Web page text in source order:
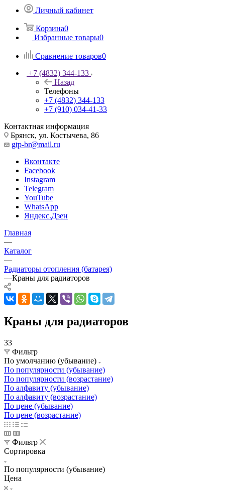
Личный кабинет
Корзина0
Избранные товары0
Сравнение товаров0
+7 (4832) 344-133
Назад
Телефоны
+7 (4832) 344-133
+7 (910) 034-41-33
Контактная информация
Брянск, ул. Костычева, 86
gtp-br@mail.ru
Вконтакте
Facebook
Instagram
Telegram
YouTube
WhatsApp
Яндекс.Дзен
Главная
—
Каталог
—
Радиаторы отопления (батарея)
—Краны для радиаторов
Краны для радиаторов
33
Фильтр
По умолчанию (убывание)
По популярности (убывание)
По популярности (возрастание)
По алфавиту (убывание)
По алфавиту (возрастание)
По цене (убывание)
По цене (возрастание)
Фильтр
Сортировка
По популярности (убывание)
Цена